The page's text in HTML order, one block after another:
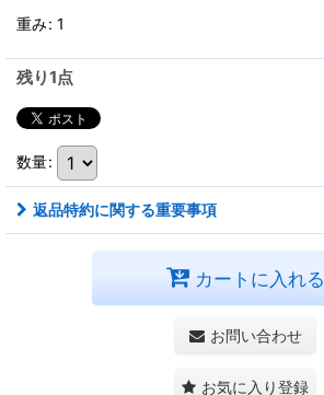
重み: 1
残り1点
数量:
返品特約に関する重要事項
カートに入れる
お問い合わせ
お気に入り登録